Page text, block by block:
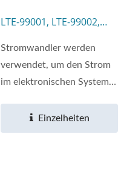
LTE-99001, LTE-99002,
Stromwandler werden
verwendet, um den Strom
im elektronischen System
Einzelheiten